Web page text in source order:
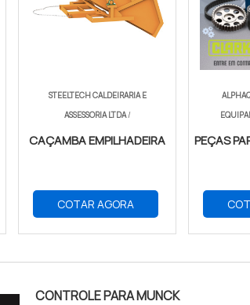
STEELTECH CALDEIRARIA E
ASSESSORIA LTDA/
CAÇAMBA EMPILHADEIRA
COTAR AGORA
PEÇAS
CONTROLE PARA MUNCK